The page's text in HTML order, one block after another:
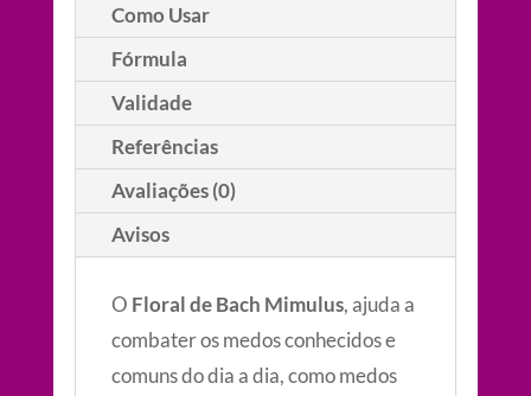
Como Usar
Fórmula
Validade
Referências
Avaliações (0)
Avisos
O Floral de Bach Mimulus, ajuda a
combater os medos conhecidos e
comuns do dia a dia, como medos